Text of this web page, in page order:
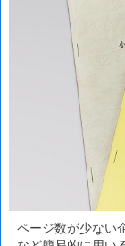
ページ数が少ない